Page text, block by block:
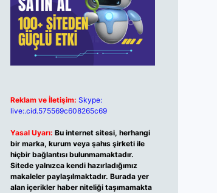
Reklam ve İletişim: Skype:
live:.cid.575569c608265c69
Yasal Uyarı: Bu internet sitesi, herhangi
bir marka, kurum veya şahıs şirketi ile
hiçbir bağlantısı bulunmamaktadır.
Sitede yalnızca kendi hazırladığımız
makaleler paylaşılmaktadır. Burada yer
alan içerikler haber niteliği taşımamakta